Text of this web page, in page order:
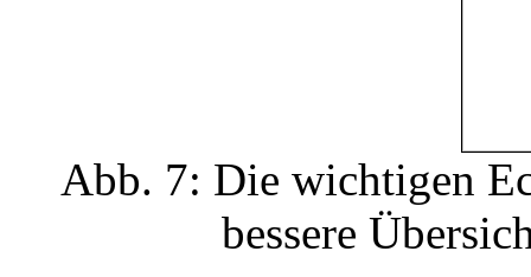
Abb. 7: Die wichtigen
bessere